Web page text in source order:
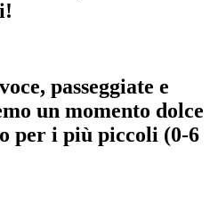
passeggiate e
un momento dolce
per i più piccoli (0-6